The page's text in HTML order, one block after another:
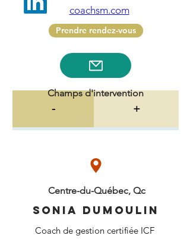
coachsm.com
Prendre rendez-vous
- +
Champs d'intervention
Centre-du-Québec, Qc
Sonia dumoulin
Coach de gestion certifiée ICF